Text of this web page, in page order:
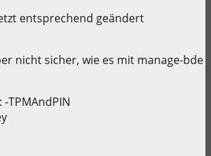
entsprechend geändert
nicht sicher, wie es mit manage-bde
TPMAndPIN